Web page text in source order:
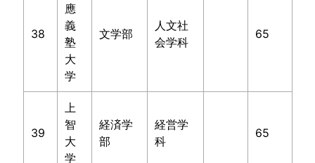
38
應
義
塾
大
学
文学部
人文社
会学科
65
39
上
智
大
学
経済学
部
経営学
科
65